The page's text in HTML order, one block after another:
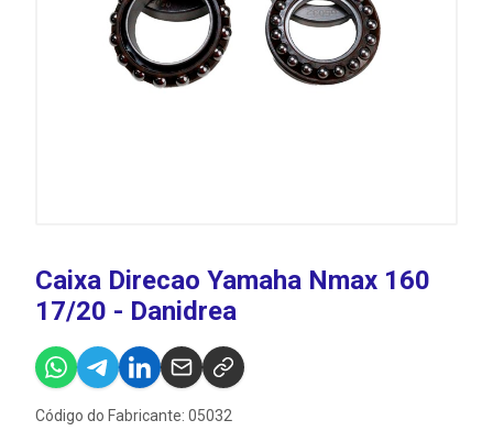
Caixa Direcao Yamaha Nmax 160
17/20 - Danidrea
Código do Fabricante: 05032